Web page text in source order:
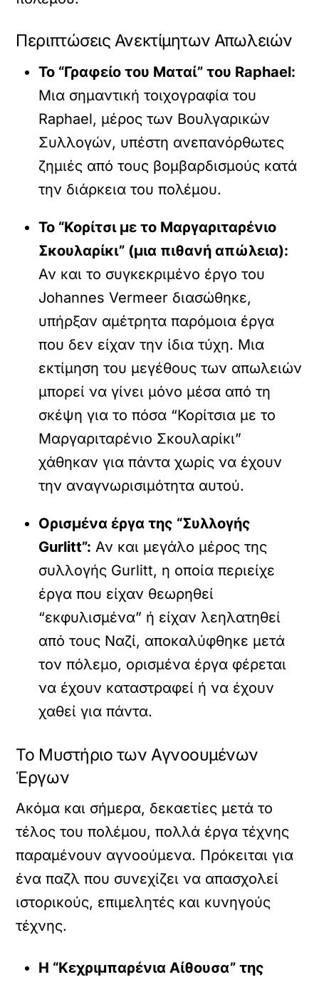
Περιπτώσεις Ανεκτίμητων Απωλειών
Το “Γραφείο του Ματαί” του Raphael:
Μια σημαντική τοιχογραφία του
Raphael, μέρος των Βουλγαρικών
Συλλογών, υπέστη ανεπανόρθωτες
ζημιές από τους βομβαρδισμούς κατά
την διάρκεια του πολέμου.
Το “Κορίτσι με το Μαργαριταρένιο
Σκουλαρίκι” (μια πιθανή απώλεια):
Αν και το συγκεκριμένο έργο του
Johannes Vermeer διασώθηκε,
υπήρξαν αμέτρητα παρόμοια έργα
που δεν είχαν την ίδια τύχη. Μια
εκτίμηση του μεγέθους των απωλειών
μπορεί να γίνει μόνο μέσα από τη
σκέψη για το πόσα “Κορίτσια με το
Μαργαριταρένιο Σκουλαρίκι”
χάθηκαν για πάντα χωρίς να έχουν
την αναγνωρισιμότητα αυτού.
Ορισμένα έργα της “Συλλογής
Gurlitt”: Αν και μεγάλο μέρος της
συλλογής Gurlitt, η οποία περιείχε
έργα που είχαν θεωρηθεί
“εκφυλισμένα” ή είχαν λεηλατηθεί
από τους Ναζί, αποκαλύφθηκε μετά
τον πόλεμο, ορισμένα έργα φέρεται
να έχουν καταστραφεί ή να έχουν
χαθεί για πάντα.
Το Μυστήριο των Αγνοουμένων
Έργων
Ακόμα και σήμερα, δεκαετίες μετά το
τέλος του πολέμου, πολλά έργα τέχνης
παραμένουν αγνοούμενα. Πρόκειται για
ένα παζλ που συνεχίζει να απασχολεί
ιστορικούς, επιμελητές και κυνηγούς
τέχνης.
Η “Κεχριμπαρένια Αίθουσα” της